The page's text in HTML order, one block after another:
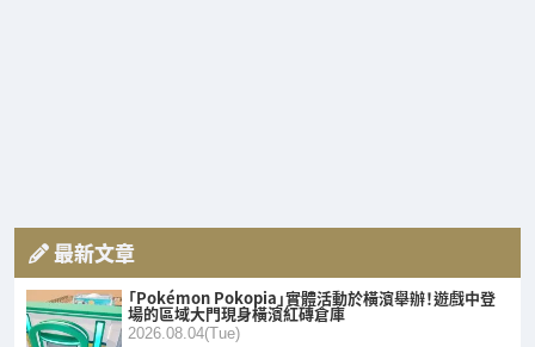
最新文章
「Pokémon Pokopia」實體活動於橫濱舉辦！遊戲中登
場的區域大門現身橫濱紅磚倉庫
2026.08.04(Tue)